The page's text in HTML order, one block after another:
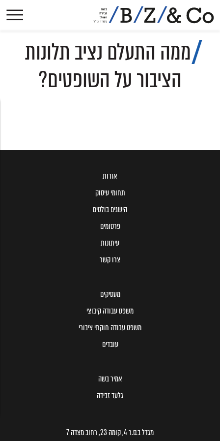
תחומי עיסוק
הישגים בולטים
פסקי-דין
צרו קשר
ממה התעלם נציב תלונות
הציבור על השופטים?
אודות
תחומי עיסוק
הישגים בולטים
פרסומים
עיתונות
צרו קשר
מעסיקים
משפט עבודה קיבוצי
משפט עבודה חוקתי ציבורי
עובדים
אמיר בשה
גלעד זבידה
מגדל ב.ס.ר 4, קומה 23, רחוב מצדה 7